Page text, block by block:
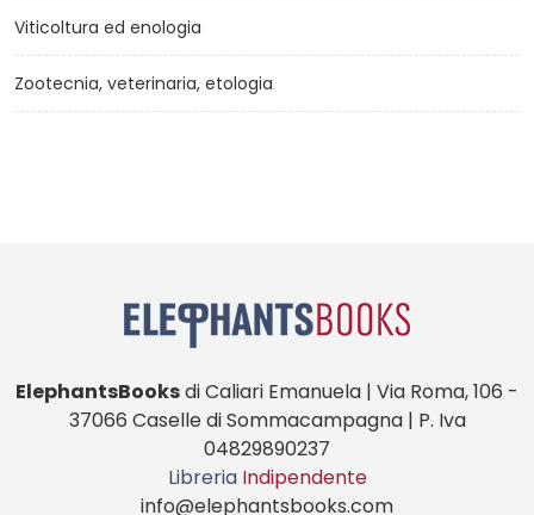
Viticoltura ed enologia
Zootecnia, veterinaria, etologia
ElephantsBooksdi Caliari Emanuela | Via Roma, 106 -
37066 Caselle di Sommacampagna | P. Iva
04829890237
Libreria Indipendente
info@elephantsbooks.com